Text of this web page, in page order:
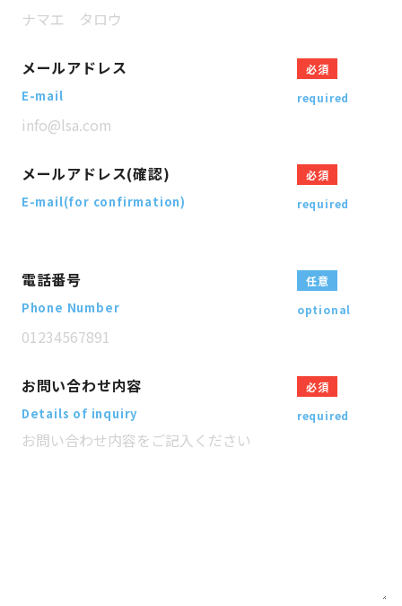
メールアドレス
E-mail
必須
required
メールアドレス(確認)
E-mail(for confirmation)
必須
required
電話番号
Phone Number
任意
optional
お問い合わせ内容
Details of inquiry
必須
required